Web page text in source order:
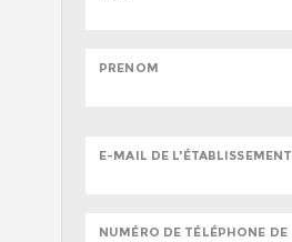
PRENOM
E-MAIL DE L'ÉTABLISSEMENT
NUMÉRO DE TÉLÉPHONE DE